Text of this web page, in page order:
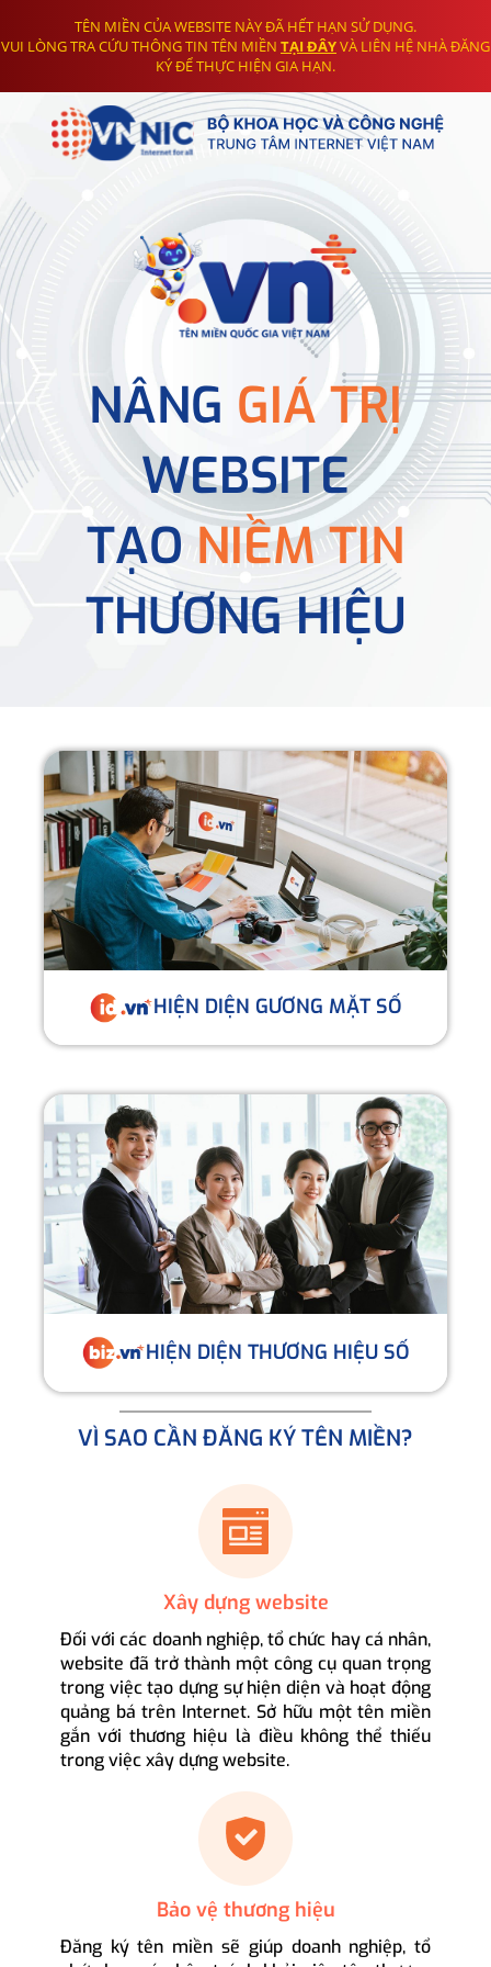
TÊN MIỀN CỦA WEBSITE NÀY ĐÃ HẾT HẠN SỬ DỤNG.
VUI LÒNG TRA CỨU THÔNG TIN TÊN MIỀN TẠI ĐÂYVÀ LIÊN HỆ NHÀ ĐĂNG
KÝ ĐỂ THỰC HIỆN GIA HẠN.
NÂNG GIÁ TRỊ
WEBSITE
TẠONIỀM TIN
THƯƠNG HIỆU
HIỆN DIỆN GƯƠNG MẶT SỐ
HIỆN DIỆN THƯƠNG HIỆU SỐ
VÌ SAO CẦN ĐĂNG KÝ TÊN MIỀN?
Xây dựng website
Đối với các doanh nghiệp, tổ chức hay cá nhân,
website đã trở thành một công cụ quan trọng
trong việc tạo dựng sự hiện diện và hoạt động
quảng bá trên Internet. Sở hữu một tên miền
gắn với thương hiệu là điều không thể thiếu
trong việc xây dựng website.
Bảo vệ thương hiệu
Đăng ký tên miền sẽ giúp doanh nghiệp, tổ